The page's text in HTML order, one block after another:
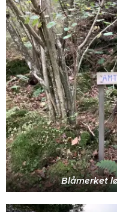
Blåmerket